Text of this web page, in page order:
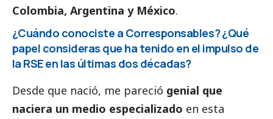
Colombia, Argentina y México.
¿Cuándo conociste a Corresponsables? ¿Qué
papel consideras que ha tenido en el impulso de
la RSE en las últimas dos décadas?
Desde que nació, me pareció genial que
naciera un medio especializado en esta